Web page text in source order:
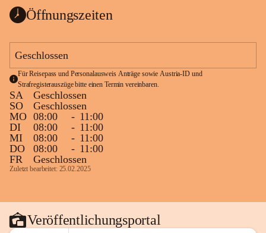
Öffnungszeiten
Geschlossen
Für Reisepass und Personalausweis Anträge sowie Austria-ID und
Strafregisterauszüge bitte einen Termin vereinbaren.
SA
Geschlossen
SO
Geschlossen
MO 08:00 - 11:00
DI
08:00 - 11:00
MI
08:00 - 11:00
DO
08:00 - 11:00
FR
Geschlossen
Zuletzt bearbeitet: 25.02.2025
Veröffentlichungsportal